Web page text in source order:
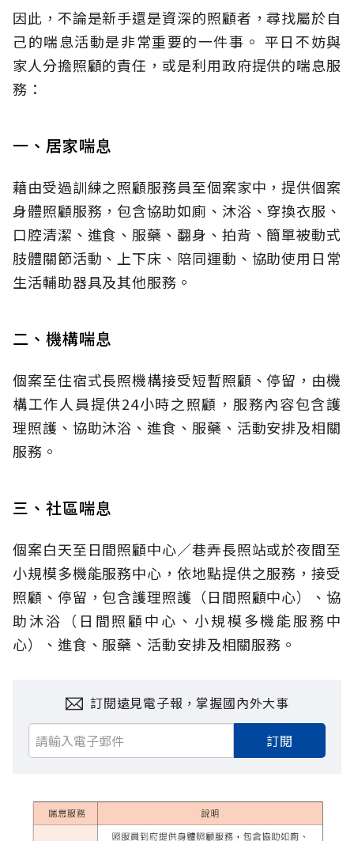
因此，不論是新手還是資深的照顧者，尋找屬於自
己的喘息活動是非常重要的一件事。 平日不妨與
家人分擔照顧的責任，或是利用政府提供的喘息服
務：
一、居家喘息
藉由受過訓練之照顧服務員至個案家中，提供個案
身體照顧服務，包含協助如廁、沐浴、穿換衣服、
口腔清潔、進食、服藥、翻身、拍背、簡單被動式
肢體關節活動、上下床、陪同運動、協助使用日常
生活輔助器具及其他服務。
二、機構喘息
個案至住宿式長照機構接受短暫照顧、停留，由機
構工作人員提供24小時之照顧，服務內容包含護
理照護、協助沐浴、進食、服藥、活動安排及相關
服務。
三、社區喘息
個案白天至日間照顧中心／巷弄長照站或於夜間至
小規模多機能服務中心，依地點提供之服務，接受
照顧、停留，包含護理照護（日間照顧中心）、協
助沐浴（日間照顧中心、小規模多機能服務中
心）、進食、服藥、活動安排及相關服務。
訂閱遠見電子報，掌握國內外大事
訂閱